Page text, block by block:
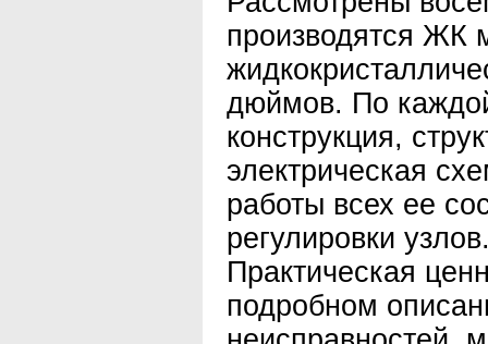
производятся ЖК
дюймов. По
конструкция,
электрическая
работы всех ее
регулировки
Практическая
подробном